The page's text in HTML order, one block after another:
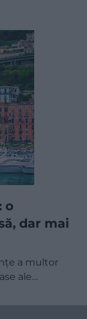
o
dar mai
a multor
ale…